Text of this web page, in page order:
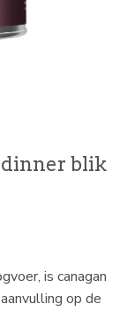
dinner blik
is canagan
op de